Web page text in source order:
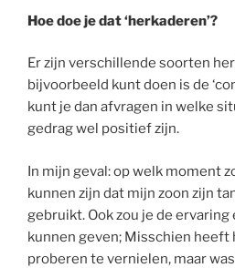
Hoe doe je dat ‘herkaderen’?
Er zijn verschillende soorten
bijvoorbeeld kunt doen is de
kunt je dan afvragen in welke
gedrag wel positief zijn.
In mijn geval: op welk moment
kunnen zijn dat mijn zoon zijn
gebruikt. Ook zou je de
kunnen geven; Misschien
proberen te vernielen, maar